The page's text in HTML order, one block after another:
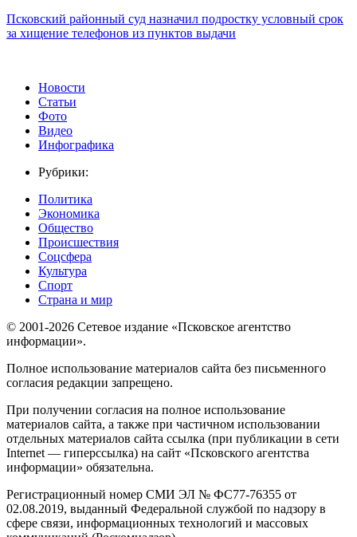
Псковский районный суд назначил подростку условный срок
за хищение телефонов из пунктов выдачи
Новости
Статьи
Фото
Видео
Инфографика
Рубрики:
Политика
Экономика
Общество
Происшествия
Соцсфера
Культура
Спорт
Страна и мир
© 2001-2026 Сетевое издание «Псковское агентство
информации».
Полное использование материалов сайта без письменного
согласия редакции запрещено.
При получении согласия на полное использование
материалов сайта, а также при частичном использовании
отдельных материалов сайта ссылка (при публикации в сети
Internet — гиперссылка) на сайт «Псковского агентства
информации» обязательна.
Регистрационный номер СМИ ЭЛ № ФС77-76355 от
02.08.2019, выданный Федеральной службой по надзору в
сфере связи, информационных технологий и массовых